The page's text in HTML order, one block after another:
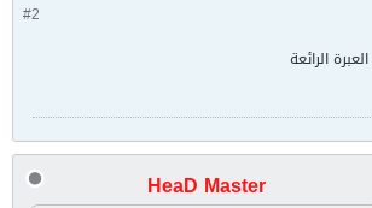
#2
الرائعة
HeaD Master